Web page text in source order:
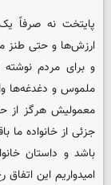
پایتخت نه صرفاً یک
ارزش‌ها و حتی طنز
و برای مردم
ملموس و دغدغه‌ها
معمولیش هرگز از
جزئی از خانواده
باشد و داستان
امیدواریم این